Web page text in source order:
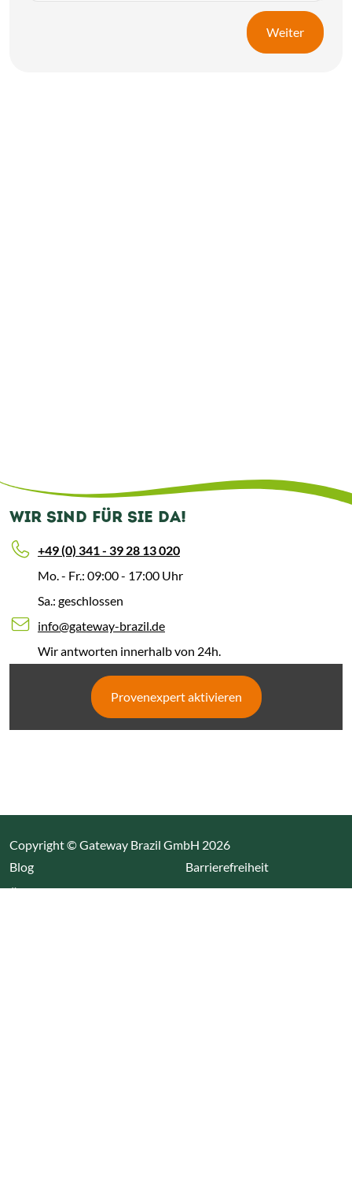
Weiter
WIR SIND FÜR SIE DA!
+49 (0) 341 - 39 28 13 020
Mo. - Fr.: 09:00 - 17:00 Uhr
Sa.: geschlossen
info@gateway-brazil.de
Wir antworten innerhalb von 24h.
Provenexpert aktivieren
Copyright © Gateway Brazil GmbH 2026
Blog(Link öffnet einen neuen Tab)
Über uns
Barrierefreiheit
Impressum